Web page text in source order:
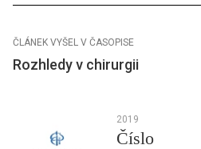
ČLÁNEK VYŠEL V ČASOPISE
Rozhledy v chirurgii
2019
Číslo